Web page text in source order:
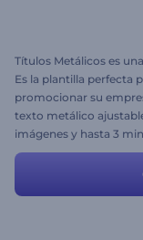
Títulos Metálicos es
Es la plantilla perfecta
promocionar su
texto metálico
imágenes y hasta 3
forma y consiga su